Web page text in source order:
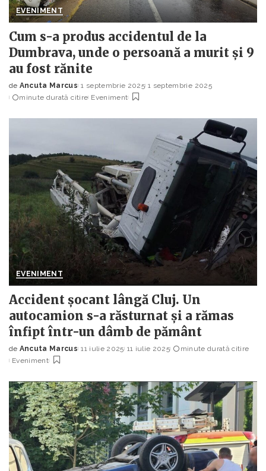
EVENIMENT
Cum s-a produs accidentul de la
Dumbrava, unde o persoană a murit și 9
au fost rănite
Posted
by
de Ancuta Marcus 1 septembrie 2025 1 septembrie 2025
minute durată citire Eveniment
EVENIMENT
Accident șocant lângă Cluj. Un
autocamion s-a răsturnat și a rămas
înfipt într-un dâmb de pământ
Posted
by
de Ancuta Marcus 11 iulie 2025 11 iulie 2025
minute durată citire
Eveniment